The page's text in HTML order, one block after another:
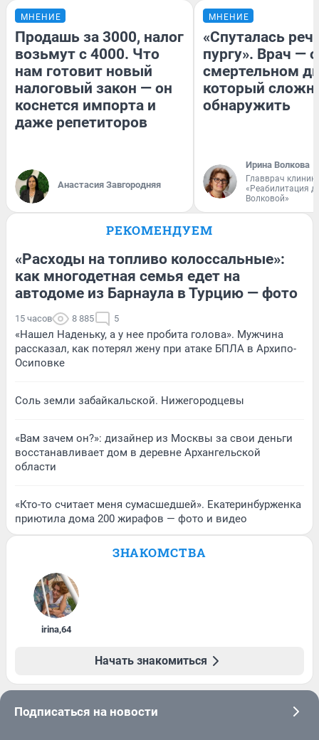
МНЕНИЕ
Продашь за 3000, налог
возьмут с 4000. Что
нам готовит новый
налоговый закон — он
коснется импорта и
даже репетиторов
Анастасия Завгородняя
МНЕНИЕ
«Спуталась
пургу». Врач — о
смертельном
который
обнаружить
Ирина Волкова
Главврач
«Реабилитация
Волковой»
РЕКОМЕНДУЕМ
«Расходы на топливо колоссальные»:
как многодетная семья едет на
автодоме из Барнаула в Турцию — фото
15 часов 8 885 5
«Нашел Наденьку, а у нее пробита голова». Мужчина
рассказал, как потерял жену при атаке БПЛА в Архипо-
Осиповке
Соль земли забайкальской. Нижегородцевы
«Вам зачем он?»: дизайнер из Москвы за свои деньги
восстанавливает дом в деревне Архангельской
области
«Кто-то считает меня сумасшедшей». Екатеринбурженка
приютила дома 200 жирафов — фото и видео
ЗНАКОМСТВА
irina,64
Начать знакомиться
Подписаться на новости